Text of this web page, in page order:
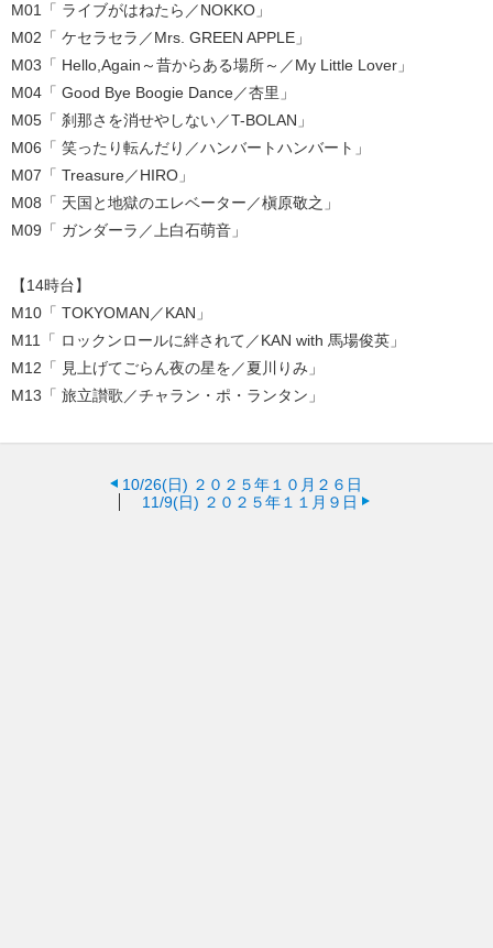
M01「 ライブがはねたら／NOKKO」
M02「 ケセラセラ／Mrs. GREEN APPLE」
M03「 Hello,Again～昔からある場所～／My Little Lover」
M04「 Good Bye Boogie Dance／杏里」
M05「 刹那さを消せやしない／T-BOLAN」
M06「 笑ったり転んだり／ハンバートハンバート」
M07「 Treasure／HIRO」
M08「 天国と地獄のエレベーター／槇原敬之」
M09「 ガンダーラ／上白石萌音」
【14時台】
M10「 TOKYOMAN／KAN」
M11「 ロックンロールに絆されて／KAN with 馬場俊英」
M12「 見上げてごらん夜の星を／夏川りみ」
M13「 旅立讃歌／チャラン・ポ・ランタン」
10/26(日) ２０２５年１０月２６日
11/9(日) ２０２５年１１月９日